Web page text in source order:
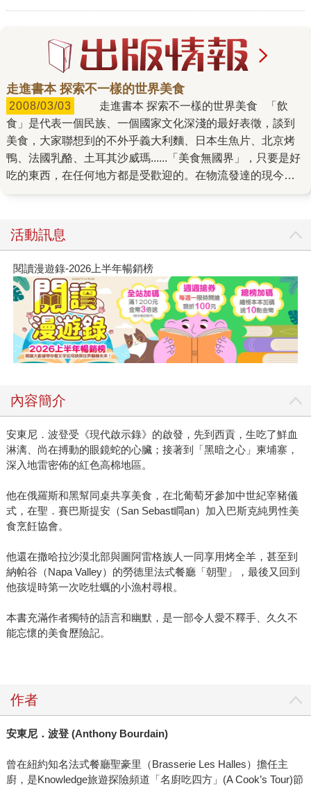
走進書本 探索不一樣的世界美食
2008/03/03
食」是代表一個民族、一個國家文化深淺的最好表徵，談到
美食，大家聯想到的不外乎義大利麵、日本生魚片、北京烤
鴨、法國乳酪、土耳其沙威瑪......「美食無國界」，只要是好
吃的東西，在任何地方都是受歡迎的。在物流發達的現今，
現象也越來越普遍了。 書市上也陸續出現各種從不同角度詮
釋世界美食的書，《世界美食風華錄》（台灣商務）以輕鬆
的筆調，活潑的實例和飲食掌故，道出各國飲食中蘊藏各異
文化的奧理，是一本讓人讀後對各國飲食文化心領神會的
書；由巴黎米其林三星餐廳主廚紀馬丁所構思撰寫的《世界
的餐桌》（時報文化），則揉合創意美食、異國文化、傳奇
故事、旅行、攝影、插畫的多重形式，進而創作出一道道人
人都可實作的食譜，讓讀者盡情享受這趟他所精心烹製的世
界美食饗宴。 而《胡亂吃一通》（台灣商務）是全球知名廚
後，又一暢銷力作，書中不僅描寫四川辣上加辣的飲食考
驗，甚至還批評連鎖速食業者養出一堆沒脖子的糖尿病患，
展現他一貫的幽默犀利的文字風格；美食記者泰拉斯．格雷
斯哥則寫作《老饕犯賤走天涯》（先覺）一書，他用一年的
時間拜訪七個國家，品嚐各地奇特邪惡美食，帶領讀者遍嚐
歐亞美三大洲的美食禁果。 此外，繼《不去會死！》受到熱
烈迴響之後，作者石田裕輔祭出飲食奇遇記《用洗臉盆吃羊
肉飯》（繆思），在長達七年半的環球之旅中，他經歷了許
紹，讀者彷彿也走了一遭世界美食之旅。這些奇特的世界美
食，你也許無法親自一一品嚐，但只要跟隨作者的文字走
活動訊息
閱讀漫遊錄-2026上半年暢銷榜
內容簡介
安東尼．波登受《現代啟示錄》的啟發，先到西貢，生吃了鮮血
淋漓、尚在搏動的眼鏡蛇的心臟；接著到「黑暗之心」柬埔寨，
深入地雷密佈的紅色高棉地區。
他在俄羅斯和黑幫同桌共享美食，在北葡萄牙參加中世紀宰豬儀
式，在聖．賽巴斯提安（San Sebast瞷an）加入巴斯克純男性美
食烹飪協會。
他還在撒哈拉沙漠北部與圖阿雷格族人一同享用烤全羊，甚至到
納帕谷（Napa Valley）的勞德里法式餐廳「朝聖」，最後又回到
他孩堤時第一次吃牡蠣的小漁村尋根。
本書充滿作者獨特的語言和幽默，是一部令人愛不釋手、久久不
能忘懷的美食歷險記。
作者
安東尼．波登 (Anthony Bourdain)
曾在紐約知名法式餐廳聖豪里（Brasserie Les Halles）擔任主
廚，是Knowledge旅遊探險頻道「名廚吃四方」(A Cook’s Tour)節